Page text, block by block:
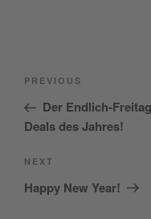
Beitragsnavigation
Previous
Post
PREVIOUS
Der Endlich-
Deals des Jahres!
Next
Post
NEXT
Happy New Year!